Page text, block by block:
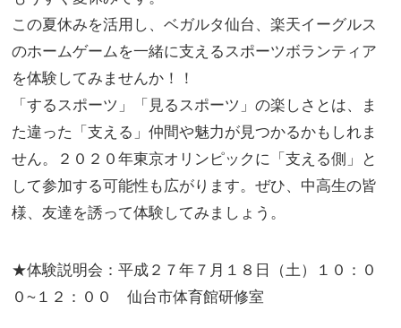
この夏休みを活用し、ベガルタ仙台、楽天イーグルス
のホームゲームを一緒に支えるスポーツボランティア
を体験してみませんか！！
「するスポーツ」「見るスポーツ」の楽しさとは、ま
た違った「支える」仲間や魅力が見つかるかもしれま
せん。２０２０年東京オリンピックに「支える側」と
して参加する可能性も広がります。ぜひ、中高生の皆
様、友達を誘って体験してみましょう。
★体験説明会：平成２７年７月１８日（土）１０：０
０~１２：００ 仙台市体育館研修室